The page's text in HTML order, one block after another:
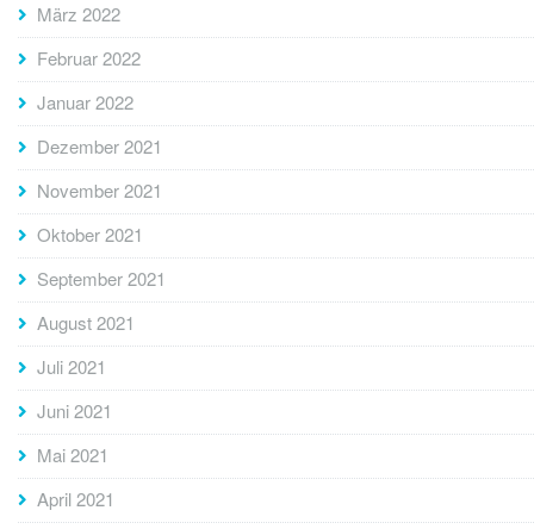
März 2022
Februar 2022
Januar 2022
Dezember 2021
November 2021
Oktober 2021
September 2021
August 2021
Juli 2021
Juni 2021
Mai 2021
April 2021